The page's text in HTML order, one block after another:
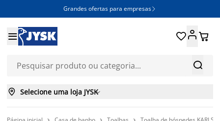
Grandes ofertas para empresas 


 
 Selecione uma loja JYSK